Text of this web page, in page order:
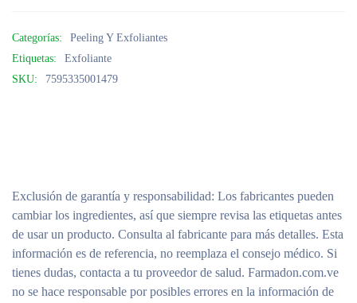
Categorías:
Peeling Y Exfoliantes
Etiquetas:
Exfoliante
SKU:
7595335001479
Exclusión de garantía y responsabilidad: Los fabricantes pueden
cambiar los ingredientes, así que siempre revisa las etiquetas antes
de usar un producto. Consulta al fabricante para más detalles. Esta
información es de referencia, no reemplaza el consejo médico. Si
tienes dudas, contacta a tu proveedor de salud. Farmadon.com.ve
no se hace responsable por posibles errores en la información de